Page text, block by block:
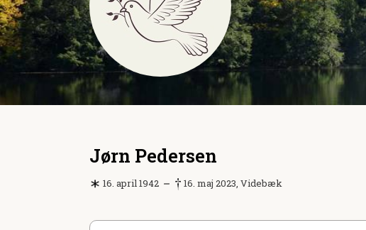
Jørn Pedersen
16. april 1942 16. maj 2023, Videbæk